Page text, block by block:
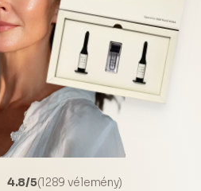
4.8/5(1289 vélemény)